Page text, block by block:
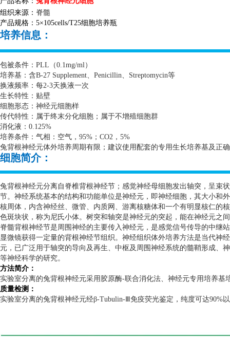
组织来源： 脊髓
产品规格： 5×105cells/T25细胞培养瓶
培养信息：
包被条件： PLL （0.1mg/ml）
培养基：含B-27 Supplement、 Penicillin、 Streptomycin等
换液频率：每2-3天换液一次
生长特性：贴壁
细胞形态：神经元细胞样
传代特性：属于终末分化细胞；属于不增殖细胞群
消化液： 0.125%
培养条件：气相：空气， 95% ； CO2 ， 5%
兔背根神经元体外培养周期有限；建议使用配套的专用生长培养基及正
细胞简介：
兔背根神经元分离自脊椎背根神经节；感觉神经母细胞发出轴突，呈束
节。神经系统基本的结构和功能单位是神经元，即神经细胞，其大小和
核周体，内含神经丝、微管、内质网、游离核糖体和一个有明显核仁的
色斑块状，称为尼氏小体。树突和轴突是神经元的突起，能在神经元之
脊髓背根神经节是周围神经的主要传入神经元，是感觉信号传导的中继
显微镜获得一定量的背根神经节组织。神经组织体外培养方法是当代神
元，已广泛用于轴突的导向及再生、中枢及周围神经系统的髓鞘形成、
等神经科学的研究。
方法简介：
实验室分离的兔背根神经元采用胶原酶-联合消化法、神经元专用培养基
质量检测：
实验室分离的兔背根神经元经β-Tubulin- Ⅲ免疫荧光鉴定，纯度可达90%